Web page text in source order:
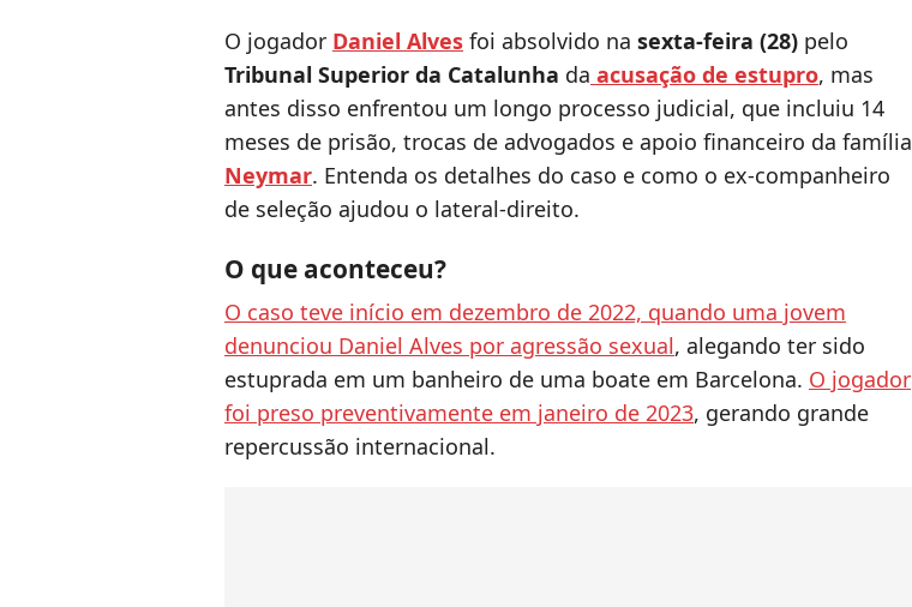
O jogador Daniel Alves foi absolvido na sexta-feira (28) pelo
Tribunal Superior da Catalunha da acusação de estupro, mas
antes disso enfrentou um longo processo judicial, que incluiu 14
meses de prisão, trocas de advogados e apoio financeiro da família
Neymar. Entenda os detalhes do caso e como o ex-companheiro
de seleção ajudou o lateral-direito.
O que aconteceu?
O caso teve início em dezembro de 2022, quando uma jovem
denunciou Daniel Alves por agressão sexual, alegando ter sido
estuprada em um banheiro de uma boate em Barcelona. O jogador
foi preso preventivamente em janeiro de 2023, gerando grande
repercussão internacional.